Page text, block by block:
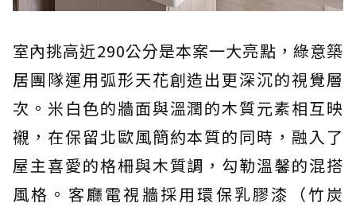
室內挑高近290公分是本案一大亮點，綠意築
居團隊運用弧形天花創造出更深沉的視覺層
次。米白色的牆面與溫潤的木質元素相互映
襯，在保留北歐風簡約本質的同時，融入了
屋主喜愛的格柵與木質調，勾勒溫馨的混搭
風格。客廳電視牆採用環保乳膠漆（竹炭